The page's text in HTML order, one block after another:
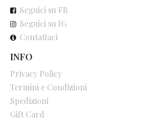
Seguici su FB
Seguici su IG
Contattaci
INFO
Privacy Policy
Termini e Condizioni
Spedizioni
Gift Card